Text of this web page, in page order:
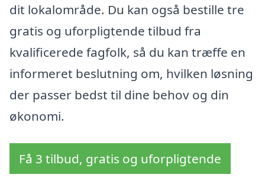
dit lokalområde. Du kan også bestille tre
gratis og uforpligtende tilbud fra
kvalificerede fagfolk, så du kan træffe en
informeret beslutning om, hvilken løsning
der passer bedst til dine behov og din
økonomi.
Få 3 tilbud, gratis og uforpligtende